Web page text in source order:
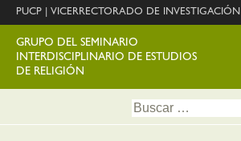
PUCP VICERRECTORADO DE INVESTIGACIÓN
GRUPO DEL SEMINARIO
INTERDISCIPLINARIO DE ESTUDIOS
DE RELIGIÓN
Buscar: